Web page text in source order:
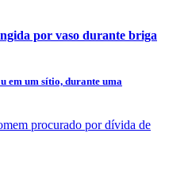
por vaso durante briga
em um sítio, durante uma